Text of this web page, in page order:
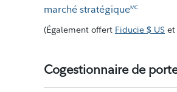
marché stratégiqueMC
(Également offert Fiducie $ US et
Cogestionnaire de